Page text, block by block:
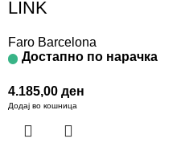
LINK
Faro Barcelona
Достапно по нарачка
4.185,00 ден
Додај во кошница